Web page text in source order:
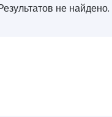
не найдено.